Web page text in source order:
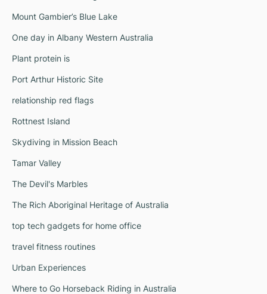
Mount Gambier’s Blue Lake
One day in Albany Western Australia
Plant protein is
Port Arthur Historic Site
relationship red flags
Rottnest Island
Skydiving in Mission Beach
Tamar Valley
The Devil's Marbles
The Rich Aboriginal Heritage of Australia
top tech gadgets for home office
travel fitness routines
Urban Experiences
Where to Go Horseback Riding in Australia